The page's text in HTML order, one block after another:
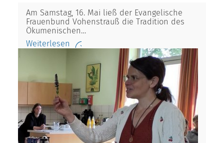
Am Samstag, 16. Mai ließ der Evangelische
Frauenbund Vohenstrauß die Tradition des
Ökumenischen…
Weiterlesen